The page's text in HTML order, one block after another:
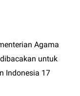
Agama
untuk
Indonesia 17